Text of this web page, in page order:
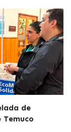
de